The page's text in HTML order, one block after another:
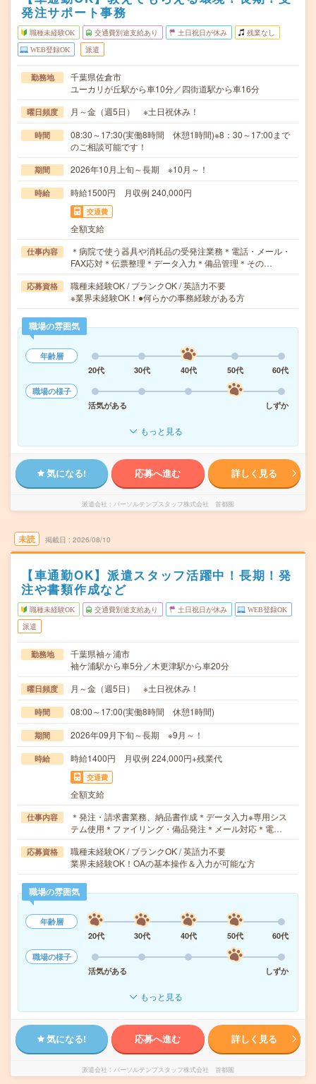
発注サポート事務
職種未経験OK 交通費別途支給あり 土日祝日が休み 残業なし
WEB登録OK 派遣
勤務地
千葉県佐倉市
ユーカリが丘駅から車10分／四街道駅から車16分
曜日頻度 月～金（週5日） ※土日祝休み！
時間
08:30～17:30(実働8時間 休憩1時間)※8：30～17:00まで
のご相談可能です！
期間 2026年10月上旬～長期 ※10月～！
時給 時給1500円 月収例 240,000円
交通費
全額支給
仕事内容
＊病院で使う器具や消耗品の受発注業務＊電話・メール・
FAX応対＊伝票整理＊データ入力＊備品管理＊その…
応募資格
職種未経験OK / ブランクOK / 英語力不要
※業界未経験OK！●何らかの事務経験がある方
職場の雰囲気
年齢層
20代
30代 40代 50代
60代
職場の様子
活気がある
しずか
もっと見る
気になる! 応募へ進む 詳しく見る
派遣会社 パーソルテンプスタッフ株式会社 首都圏
未読 掲載日 2026/08/10
【車通勤OK】派遣スタッフ活躍中！長期！発
注や書類作成など
職種未経験OK 交通費別途支給あり 土日祝日が休み WEB登録OK
派遣
勤務地
千葉県袖ヶ浦市
袖ケ浦駅から車5分／木更津駅から車20分
曜日頻度 月～金（週5日） ※土日祝休み！
時間 08:00～17:00(実働8時間 休憩1時間)
期間 2026年09月下旬～長期 ※9月～！
時給 時給1400円 月収例 224,000円+残業代
交通費
全額支給
仕事内容
＊発注・請求書業務、納品書作成＊データ入力※専用シス
テム使用＊ファイリング・備品発注＊メール対応＊電…
応募資格
職種未経験OK / ブランクOK / 英語力不要
業界未経験OK！OAの基本操作＆入力が可能な方
職場の雰囲気
年齢層
20代
30代 40代 50代
60代
職場の様子
活気がある
しずか
もっと見る
気になる! 応募へ進む 詳しく見る
派遣会社 パーソルテンプスタッフ株式会社 首都圏